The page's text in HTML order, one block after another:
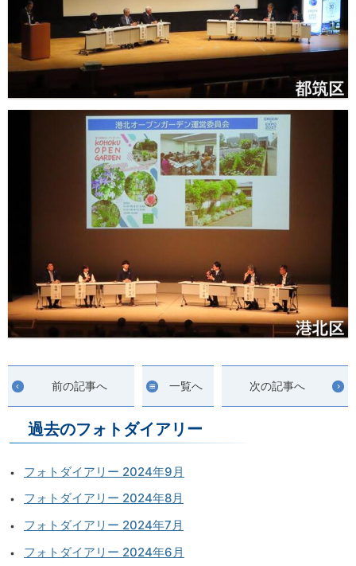
前の記事へ 一覧へ 次の記事へ
過去のフォトダイアリー
フォトダイアリー 2024年9月
フォトダイアリー 2024年8月
フォトダイアリー 2024年7月
フォトダイアリー 2024年6月